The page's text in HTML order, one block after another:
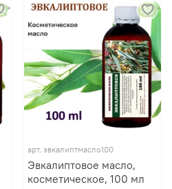
арт. эвкалиптмасло100
Эвкалиптовое масло,
косметическое, 100 мл